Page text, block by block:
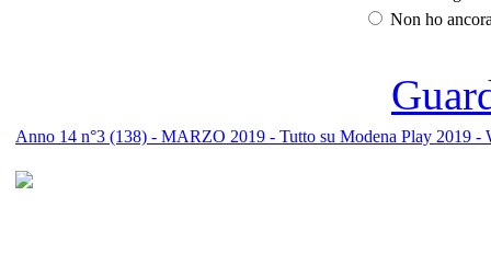
Non ho
Anno 14 n°3 (138) - MARZO 2019 - Tutto su Modena Play 2019 -